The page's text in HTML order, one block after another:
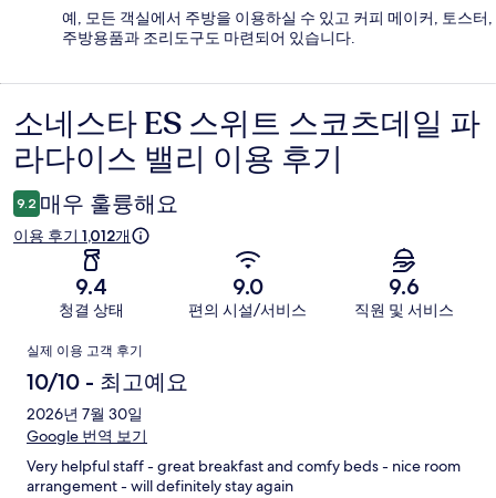
예, 모든 객실에서 주방을 이용하실 수 있고 커피 메이커, 토스터,
주방용품과 조리도구도 마련되어 있습니다.
이
용
후
기
소네스타 ES 스위트 스코츠데일 파
라다이스 밸리 이용 후기
9.2 매우 훌륭해요
이용 후기 1,012개
9.4
청결 상태
9.0
편의 시설/서비스
9.6
직원 및 서비스
이
용
후
기
실제 이용 고객 후기
10/10 - 최고예요
2026년 7월 30일
Google 번역 보기
Very helpful staff - great breakfast and comfy beds - nice room
arrangement - will definitely stay again